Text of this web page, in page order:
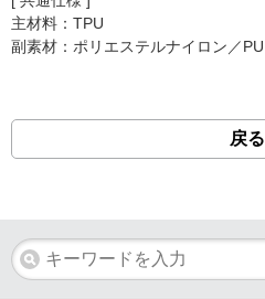
主材料：TPU
副素材：ポリエステルナイロン／PU
戻る